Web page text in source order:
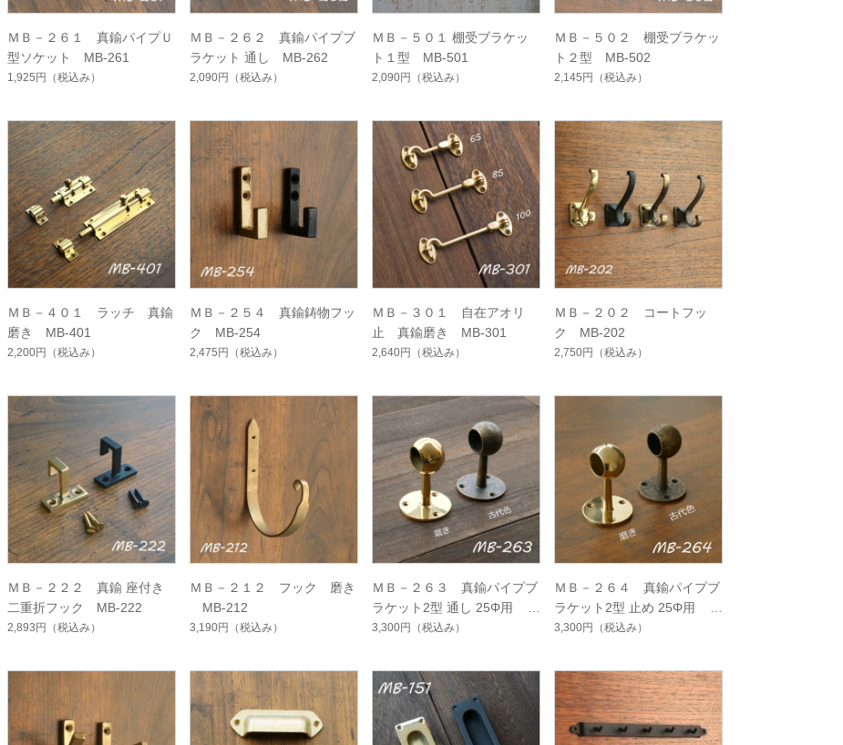
ＭＢ－２６１ 真鍮パイプＵ
型ソケット MB-261
1,925円 （税込み）
ＭＢ－２６２ 真鍮パイプブ
ラケット 通し MB-262
2,090円 （税込み）
ＭＢ－５０１ 棚受ブラケッ
ト１型 MB-501
2,090円 （税込み）
ＭＢ－５０２ 棚受ブラケッ
ト２型 MB-502
2,145円 （税込み）
ＭＢ－４０１ ラッチ 真鍮
磨き MB-401
2,200円 （税込み）
ＭＢ－２５４ 真鍮鋳物フッ
ク MB-254
2,475円 （税込み）
ＭＢ－３０１ 自在アオリ
止 真鍮磨き MB-301
2,640円 （税込み）
ＭＢ－２０２ コートフッ
ク MB-202
2,750円 （税込み）
ＭＢ－２２２ 真鍮 座付き
二重折フック MB-222
2,893円 （税込み）
ＭＢ－２１２ フック 磨き
MB-212
3,190円 （税込み）
ＭＢ－２６３ 真鍮パイプブ
ラケット2型 通し 25Φ用 M
B-263
3,300円 （税込み）
ＭＢ－２６４ 真鍮パイプブ
ラケット2型 止め 25Φ用 M
B-264
3,300円 （税込み）